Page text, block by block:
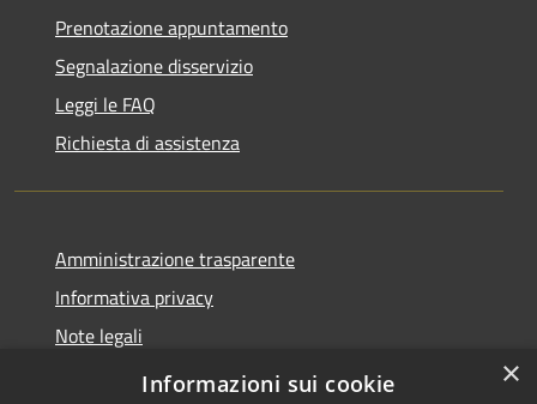
Prenotazione appuntamento
Segnalazione disservizio
Leggi le FAQ
Richiesta di assistenza
Amministrazione trasparente
Informativa privacy
Note legali
Dichiarazione di accessibilità
×
Informazioni sui cookie